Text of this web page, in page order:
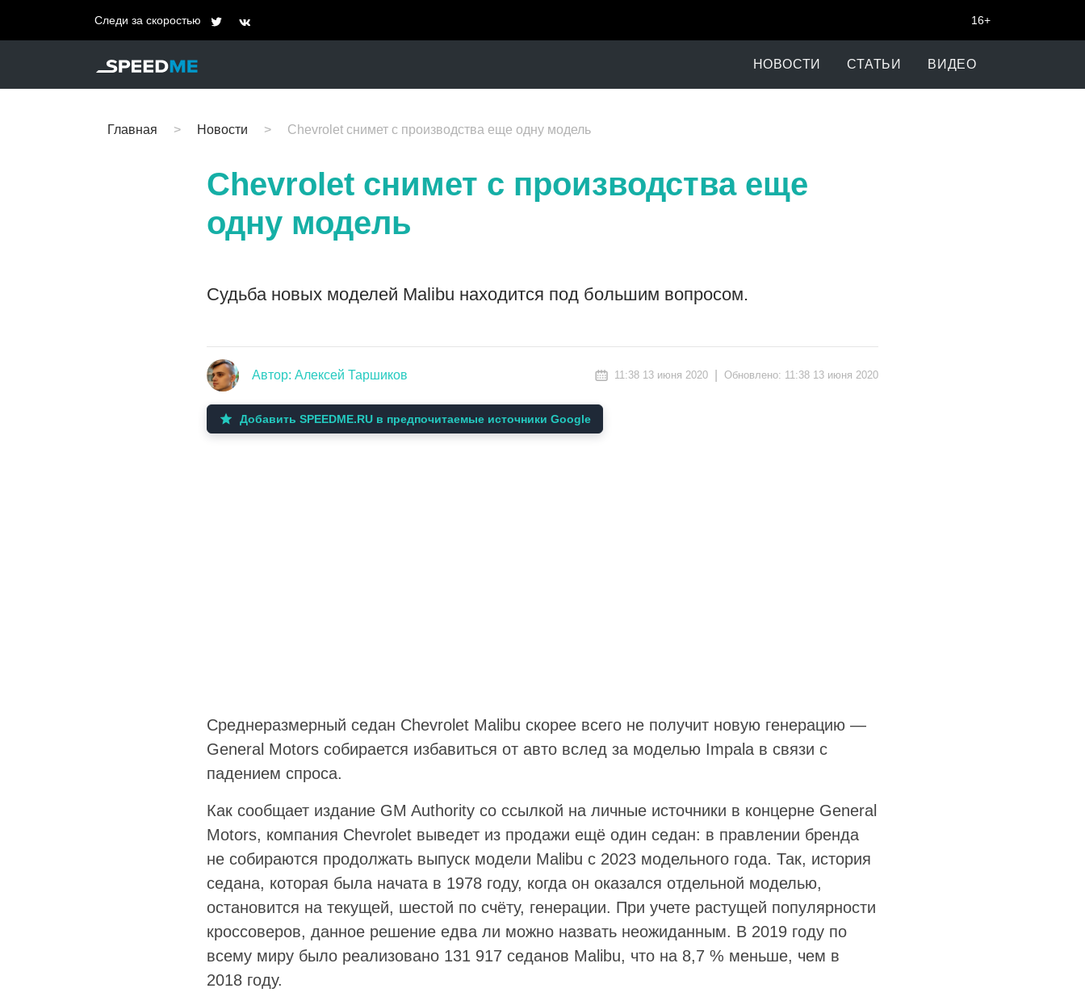
Следи за скоростью 16+
НОВОСТИ СТАТЬИ ВИДЕО
Главная Новости Chevrolet снимет с производства еще одну модель
Chevrolet снимет с производства еще
одну модель
Судьба новых моделей Malibu находится под большим вопросом.
Автор: Алексей Таршиков 11:38 13 июня 2020 Обновлено: 11:38 13 июня 2020
Добавить SPEEDME.RU в предпочитаемые источники Google
Среднеразмерный седан Chevrolet Malibu скорее всего не получит новую генерацию —
General Motors собирается избавиться от авто вслед за моделью Impala в связи с
падением спроса.
Как сообщает издание GM Authority со ссылкой на личные источники в концерне General
Motors, компания Chevrolet выведет из продажи ещё один седан: в правлении бренда
не собираются продолжать выпуск модели Malibu с 2023 модельного года. Так, история
седана, которая была начата в 1978 году, когда он оказался отдельной моделью,
остановится на текущей, шестой по счёту, генерации. При учете растущей популярности
кроссоверов, данное решение едва ли можно назвать неожиданным. В 2019 году по
всему миру было реализовано 131 917 седанов Malibu, что на 8,7 % меньше, чем в
2018 году.